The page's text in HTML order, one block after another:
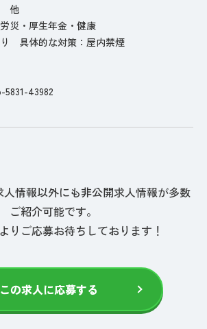
他
災・厚生年金・健康
り 具体的な対策：屋内禁煙
43982
情報以外にも非公開求人情報が多数
ご紹介可能です。
りご応募お待ちしております！
この求人に応募する